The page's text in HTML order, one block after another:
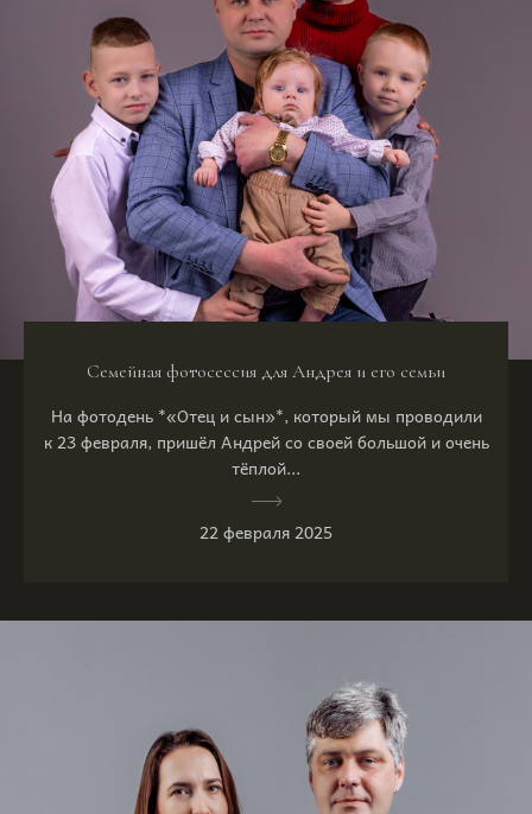
Семейная фотосессия для Андрея и его семьи
На фотодень *«Отец и сын»*, который мы проводили
к 23 февраля, пришёл Андрей со своей большой и очень
тёплой...
22 февраля 2025